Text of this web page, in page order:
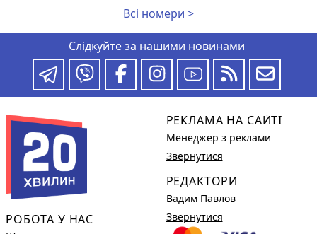
Всі номери >
Слідкуйте за нашими новинами
РОБОТА У НАС
РЕКЛАМА НА САЙТІ
Менеджер з реклами
Звернутися
РЕДАКТОРИ
Вадим Павлов
Звернутися